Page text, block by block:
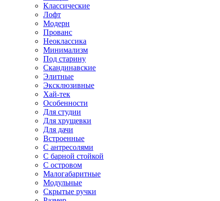
Классические
Лофт
Модерн
Прованс
Неоклассика
Минимализм
Под старину
Скандинавские
Элитные
Эксклюзивные
Хай-тек
Особенности
Для студии
Для хрущевки
Для дачи
Встроенные
С антресолями
С барной стойкой
С островом
Малогабаритные
Модульные
Скрытые ручки